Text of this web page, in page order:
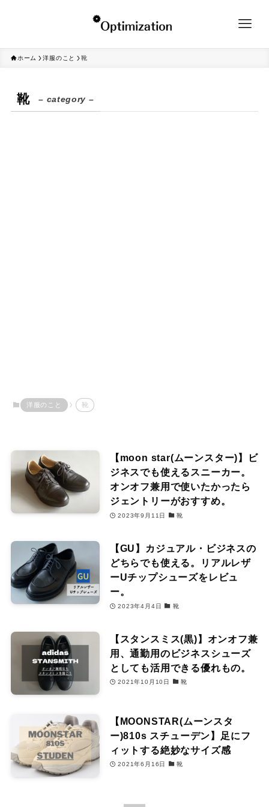
ホーム 洋服のこと 靴
靴 – category –
洋服のこと 靴
【moon star(ムーンスター)】ビ
ジネスでも使えるスニーカー。
オンオフ兼用で使いたかったら
ジェントリーがおすすめ。
2023年9月11日 靴
【GU】カジュアル・ビジネスの
どちらでも使える。リアルレザ
ーUチップシューズをレビュ
ー。
2023年4月4日 靴
【スタンスミス(黒)】オンオフ兼
用、通勤用のビジネスシューズ
としても活用できる優れもの。
2021年10月10日 靴
【MOONSTAR(ムーンスタ
ー)810s スチューデン】足にフ
ィットする絶妙なサイズ感
2021年6月16日 靴